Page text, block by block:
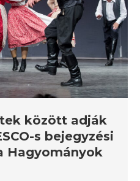
között adják
s bejegyzési
Hagyományok